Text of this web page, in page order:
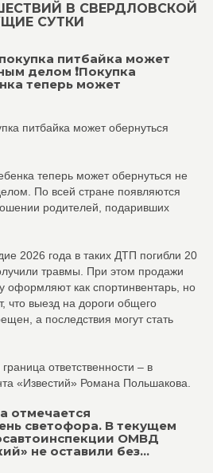
В СВЕРДЛОВСКОЙ
СУТКИ
питбайка может
делом ❗Покупка
теперь может
питбайка может обернуться
теперь может обернуться не
По всей стране появляются
родителей, подаривших
2026 года в таких ДТП погибли 20
травмы. При этом продажи
оформляют как спортинвентарь, но
что выезд на дороги общего
а последствия могут стать
ответственности – в
«Известий» Романа Польшакова.
отмечается
светофора. В текущем
ОМВД
не оставили без...